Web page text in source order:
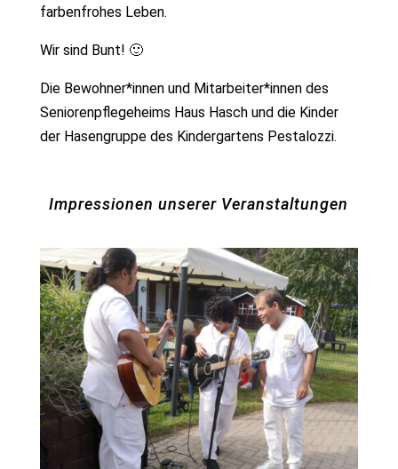
farbenfrohes Leben.
Wir sind Bunt! 🙂
Die Bewohner*innen und Mitarbeiter*innen des
Seniorenpflegeheims Haus Hasch und die Kinder
der Hasengruppe des Kindergartens Pestalozzi.
Impressionen unserer Veranstaltungen